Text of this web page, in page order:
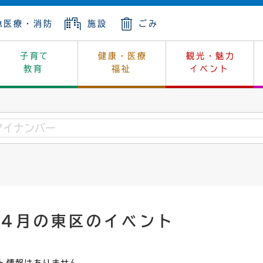
医療・消防 施設 ごみ
子育て
教育
健康・医療
福祉
観光・魅力
イベント
金 上下水道
場 消費生活
・抄本 住所変更
生涯学習
幼稚園一覧
休日当番医
保健所
レジャー・スポーツ
はじめよう、ハマライフ
ニュートラル 土地
護 環境対策
市長の部屋
選挙
・個人情報 監査
の東区のイベント